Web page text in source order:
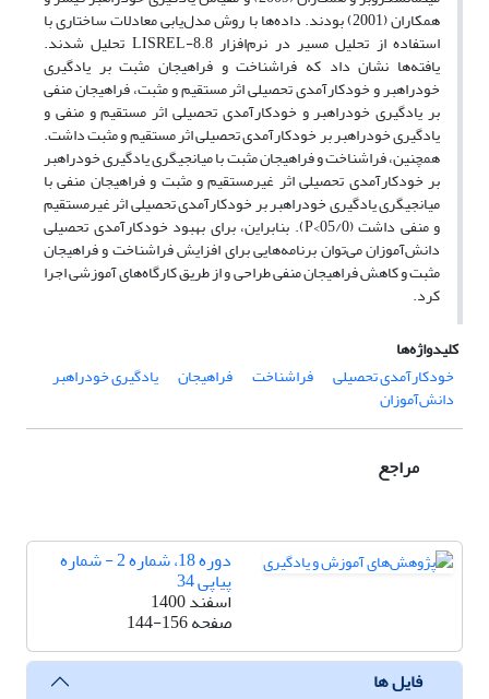
همکاران (2001) بودند. داده‌ها با روش مدل‌یابی معادلات ساختاری با
استفاده از تحلیل مسیر در نرم‌افزار LISREL-8.8 تحلیل شدند.
یافته‌ها نشان داد که فراشناخت و فراهیجان مثبت بر یادگیری
خودراهبر و خودکارآمدی تحصیلی اثر مستقیم و مثبت، فراهیجان منفی
بر یادگیری خودراهبر و خودکارآمدی تحصیلی اثر مستقیم و منفی و
یادگیری خودراهبر بر خودکارآمدی تحصیلی اثر مستقیم و مثبت داشت.
همچنین، فراشناخت و فراهیجان مثبت با میانجیگری یادگیری خودراهبر
بر خودکارآمدی تحصیلی اثر غیرمستقیم و مثبت و فراهیجان منفی با
میانجیگری یادگیری خودراهبر بر خودکارآمدی تحصیلی اثر غیرمستقیم
و منفی داشت (05/0>P). بنابراین، برای بهبود خودکارآمدی تحصیلی
دانش‌آموزان می‌توان برنامه‌هایی برای افزایش فراشناخت و فراهیجان
مثبت و کاهش فراهیجان منفی طراحی و از طریق کارگاه‌های آموزشی اجرا
کرد.
کلیدواژه‌ها
خودکارآمدی تحصیلی
فراشناخت فراهیجان یادگیری خودراهبر
دانش‌آموزان
مراجع
دوره 18، شماره 2 - شماره
پیاپی 34
اسفند 1400
صفحه144-156
فایل ها